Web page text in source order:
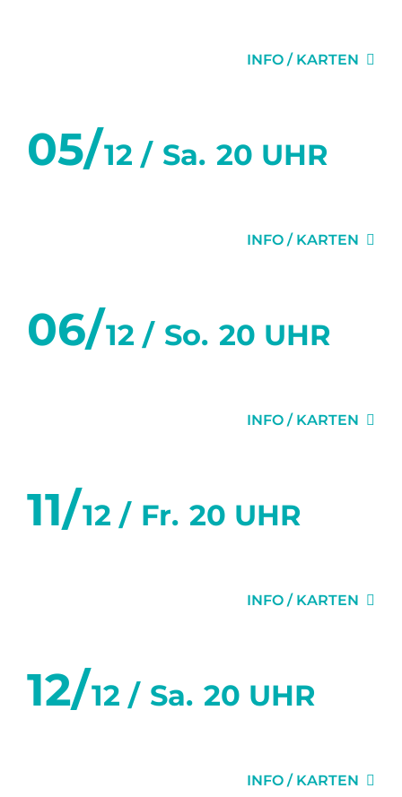
INFO / KARTEN
05/12 / Sa. 20 UHR
INFO / KARTEN
06/12 / So. 20 UHR
INFO / KARTEN
11/12 / Fr. 20 UHR
INFO / KARTEN
12/12 / Sa. 20 UHR
INFO / KARTEN